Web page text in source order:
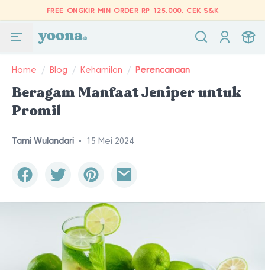
FREE ONGKIR MIN ORDER RP 125.000. CEK S&K
Home / Blog / Kehamilan / Perencanaan
Beragam Manfaat Jeniper untuk
Promil
Tami Wulandari • 15 Mei 2024